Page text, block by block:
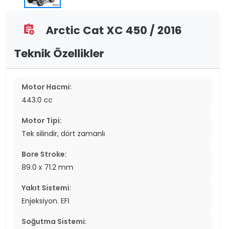
assignment_add
Arctic Cat XC 450 / 2016
Teknik Özellikler
Motor Hacmi:
443.0 cc
Motor Tipi:
Tek silindir, dört zamanlı
Bore Stroke:
89.0 x 71.2 mm
Yakıt Sistemi:
Enjeksiyon. EFI
Soğutma Sistemi: